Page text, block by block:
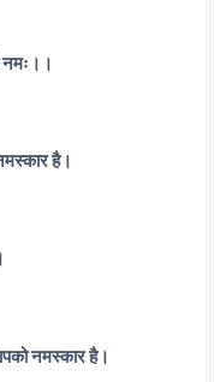
नमः।।
है।
नमस्कार है।